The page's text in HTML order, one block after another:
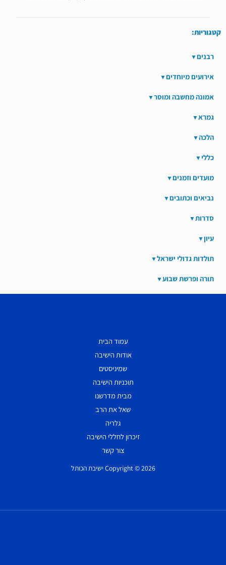
קטגוריות:
רבנים
אירועים מיוחדים
אמונה מחשבה ומוסר
גמרא
הלכה
כללי
מועדים וזמנים
נביאים וכתובים
סדרות
עיון
תולדות גדולי ישראל
תורה ופרשת שבוע
עמוד הבית
אודות הישיבה
שמיניסטים
תוכניות הישיבה
מבית מדרשנו
שאל את הרב
גלריה
זיכרון לחללי הישיבה
צור קשר
Copyright © 2026 ישיבת הכותל